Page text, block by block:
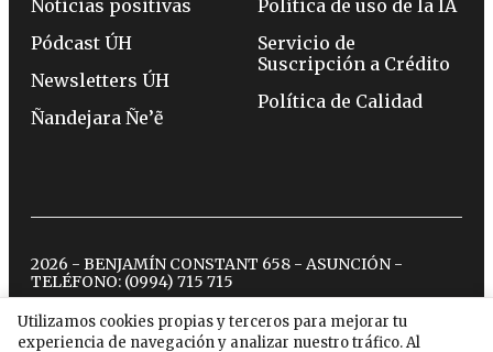
Utilizamos cookies propias y terceros para mejorar tu
experiencia de navegación y analizar nuestro tráfico. Al
Noticias positivas
Pódcast ÚH
Newsletters ÚH
Ñandejara Ñe’ẽ
Política de uso de la IA
Servicio de
Suscripción a Crédito
Política de Calidad
2026 - BENJAMÍN CONSTANT 658 - ASUNCIÓN -
TELÉFONO: (0994) 715 715